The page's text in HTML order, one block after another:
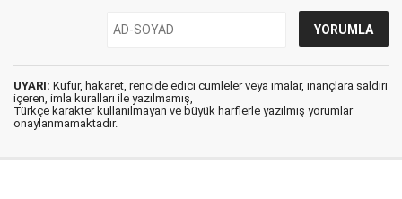
UYARI: Küfür, hakaret, rencide edici cümleler veya imalar, inançlara saldırı
içeren, imla kuralları ile yazılmamış,
Türkçe karakter kullanılmayan ve büyük harflerle yazılmış yorumlar
onaylanmamaktadır.